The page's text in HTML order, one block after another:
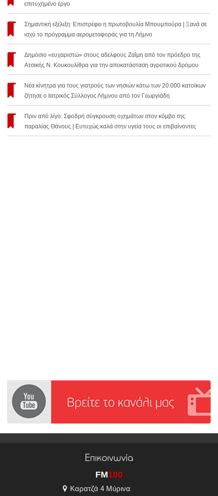
επιτυχημένο έργο
Σημαντική εξέλιξη: Επιστρέφει η πρωτοβουλία Μπουμπούρα | Ξανά σε
ισχύ το πρόγραμμα αερομεταφοράς για τη Λήμνο
Δημόσιο «ευχαριστώ» στους αδελφούς Ζαΐμη από τον πρόεδρο της
Ατσικής Ν. Κουκουλίθρα για την αποκατάσταση αγροτικού δρόμου
Νέα κίνητρα για τους γιατρούς των νησιών κάτω των 20.000 κατοίκων
ζήτησε ο Ιατρικός Σύλλογος Λήμνου από τον Γεωργιάδη
Πριν από λίγο: Σφοδρή σύγκρουση οχημάτων στον κόμβο της
παραλίας Θάνους | Ευτυχώς καλά στην υγεία τους οι επιβαίνοντες
Επικοινωνία
FM100
Καρατζά 4 Μύρινα